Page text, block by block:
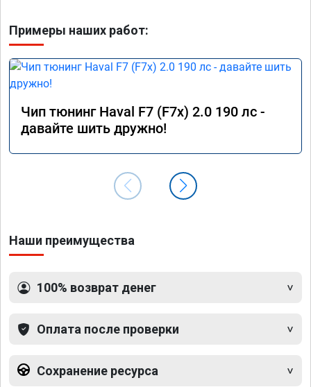
Примеры наших работ:
Чип тюнинг Haval F7 (F7x) 2.0 190 лс -
давайте шить дружно!
Наши преимущества
100% возврат денег
Оплата после проверки
Сохранение ресурса